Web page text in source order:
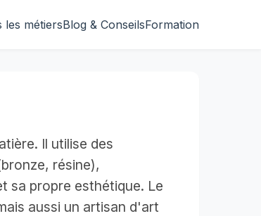
les métiersBlog & ConseilsFormation
Il utilise des
résine),
sa propre esthétique. Le
aussi un artisan d'art